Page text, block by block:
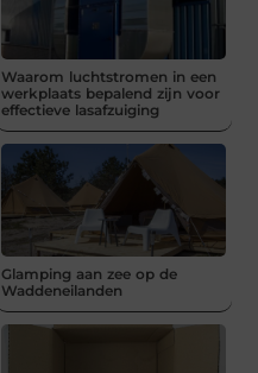
Waarom luchtstromen in een
werkplaats bepalend zijn voor
effectieve lasafzuiging
Glamping aan zee op de
Waddeneilanden